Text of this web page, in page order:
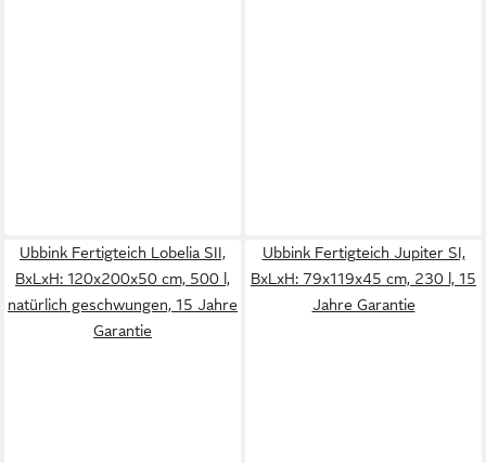
Ubbink Fertigteich Lobelia SII,
BxLxH: 120x200x50 cm, 500 l,
natürlich geschwungen, 15 Jahre
Garantie
Ubbink Fertigteich Jupiter SI,
BxLxH: 79x119x45 cm, 230 l, 15
Jahre Garantie